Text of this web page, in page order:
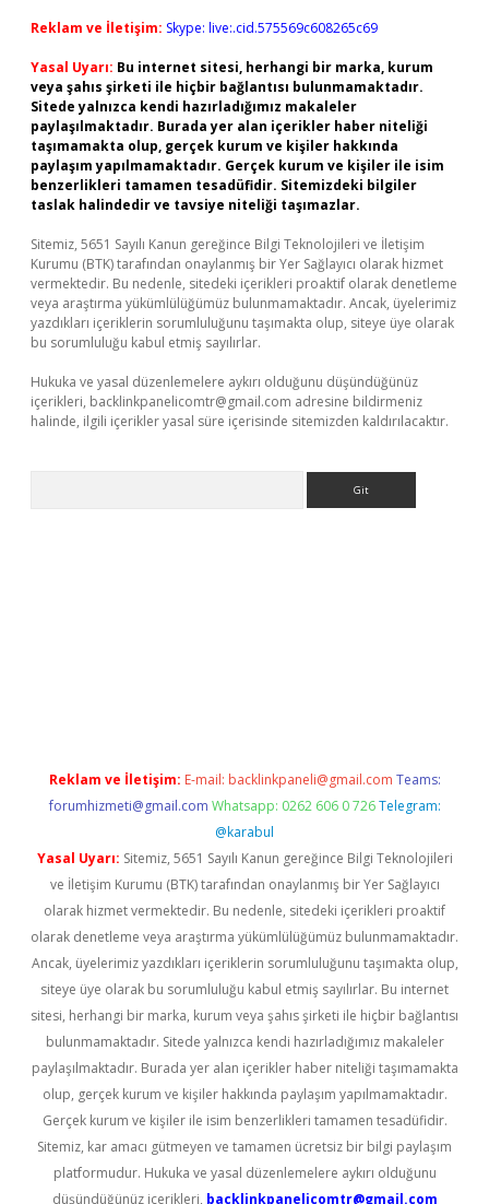
Reklam ve İletişim: Skype: live:.cid.575569c608265c69
Yasal Uyarı: Bu internet sitesi, herhangi bir marka, kurum
veya şahıs şirketi ile hiçbir bağlantısı bulunmamaktadır.
Sitede yalnızca kendi hazırladığımız makaleler
paylaşılmaktadır. Burada yer alan içerikler haber niteliği
taşımamakta olup, gerçek kurum ve kişiler hakkında
paylaşım yapılmamaktadır. Gerçek kurum ve kişiler ile isim
benzerlikleri tamamen tesadüfidir. Sitemizdeki bilgiler
taslak halindedir ve tavsiye niteliği taşımazlar.
Sitemiz, 5651 Sayılı Kanun gereğince Bilgi Teknolojileri ve İletişim
Kurumu (BTK) tarafından onaylanmış bir Yer Sağlayıcı olarak hizmet
vermektedir. Bu nedenle, sitedeki içerikleri proaktif olarak denetleme
veya araştırma yükümlülüğümüz bulunmamaktadır. Ancak, üyelerimiz
yazdıkları içeriklerin sorumluluğunu taşımakta olup, siteye üye olarak
bu sorumluluğu kabul etmiş sayılırlar.
Hukuka ve yasal düzenlemelere aykırı olduğunu düşündüğünüz
içerikleri, backlinkpanelicomtr@gmail.com adresine bildirmeniz
halinde, ilgili içerikler yasal süre içerisinde sitemizden kaldırılacaktır.
Reklam ve İletişim: E-mail: backlinkpaneli@gmail.com Teams:
forumhizmeti@gmail.com Whatsapp: 0262 606 0 726 Telegram:
@karabul
Yasal Uyarı: Sitemiz, 5651 Sayılı Kanun gereğince Bilgi Teknolojileri
ve İletişim Kurumu (BTK) tarafından onaylanmış bir Yer Sağlayıcı
olarak hizmet vermektedir. Bu nedenle, sitedeki içerikleri proaktif
olarak denetleme veya araştırma yükümlülüğümüz bulunmamaktadır.
Ancak, üyelerimiz yazdıkları içeriklerin sorumluluğunu taşımakta olup,
siteye üye olarak bu sorumluluğu kabul etmiş sayılırlar. Bu internet
sitesi, herhangi bir marka, kurum veya şahıs şirketi ile hiçbir bağlantısı
bulunmamaktadır. Sitede yalnızca kendi hazırladığımız makaleler
paylaşılmaktadır. Burada yer alan içerikler haber niteliği taşımamakta
olup, gerçek kurum ve kişiler hakkında paylaşım yapılmamaktadır.
Gerçek kurum ve kişiler ile isim benzerlikleri tamamen tesadüfidir.
Sitemiz, kar amacı gütmeyen ve tamamen ücretsiz bir bilgi paylaşım
platformudur. Hukuka ve yasal düzenlemelere aykırı olduğunu
düşündüğünüz içerikleri, backlinkpanelicomtr@gmail.com